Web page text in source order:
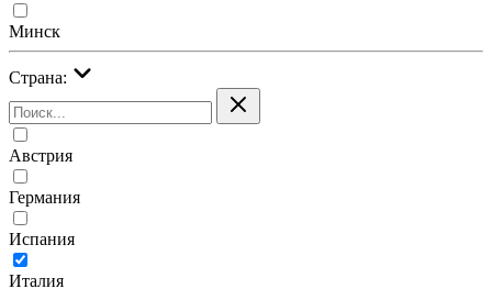
Минск
Страна:
Австрия
Германия
Испания
Италия